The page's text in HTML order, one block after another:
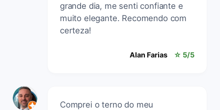
grande dia, me senti confiante e
muito elegante. Recomendo com
certeza!
Alan Farias ☆ 5/5
Comprei o terno do meu